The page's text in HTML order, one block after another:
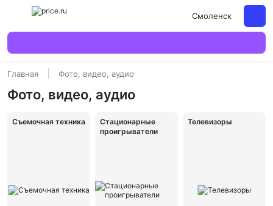
Смоленск
Главная Фото, видео, аудио
Фото, видео, аудио
Съемочная техника
Стационарные
проигрыватели
Телевизоры